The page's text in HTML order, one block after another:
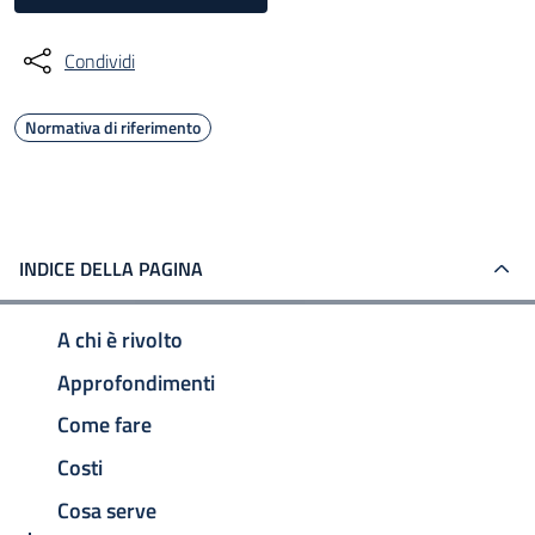
Condividi
Normativa di riferimento
INDICE DELLA PAGINA
A chi è rivolto
Approfondimenti
Come fare
Costi
Cosa serve